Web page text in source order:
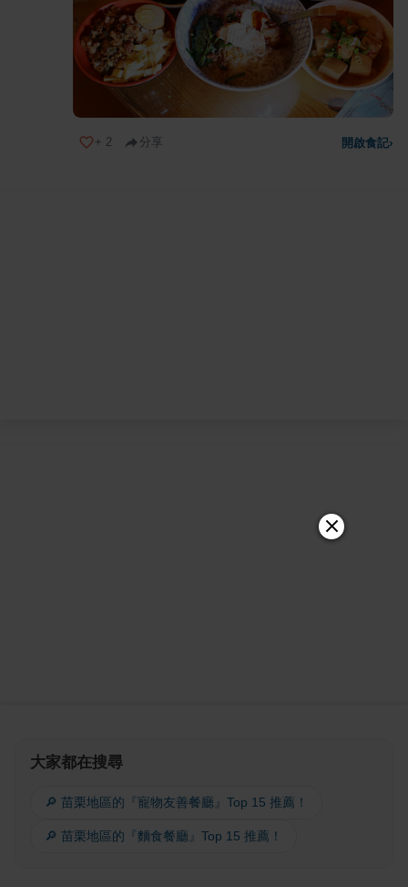
+ 2 分享 開啟食記›
大家都在搜尋
🔎 苗栗地區的『寵物友善餐廳』Top 15 推薦！
🔎 苗栗地區的『麵食餐廳』Top 15 推薦！